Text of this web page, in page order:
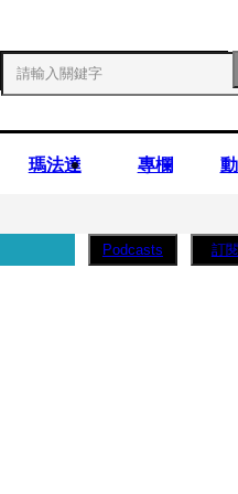
瑪法達 專欄
Podcasts 訂